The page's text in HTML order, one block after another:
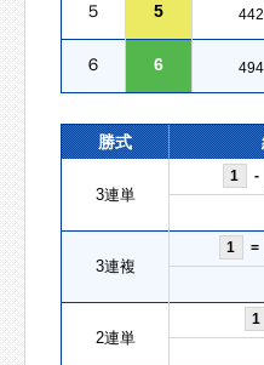
５ 5
６ 6
勝式
3連単
1 -
3連複
1 =
2連単
1